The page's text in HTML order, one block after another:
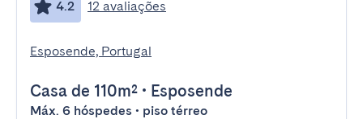
4.2 12 avaliações
Esposende, Portugal
Casa de 110m² • Esposende
Máx. 6 hóspedes • piso térreo